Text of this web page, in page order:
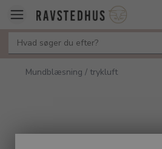
Mundblæsning / trykluft